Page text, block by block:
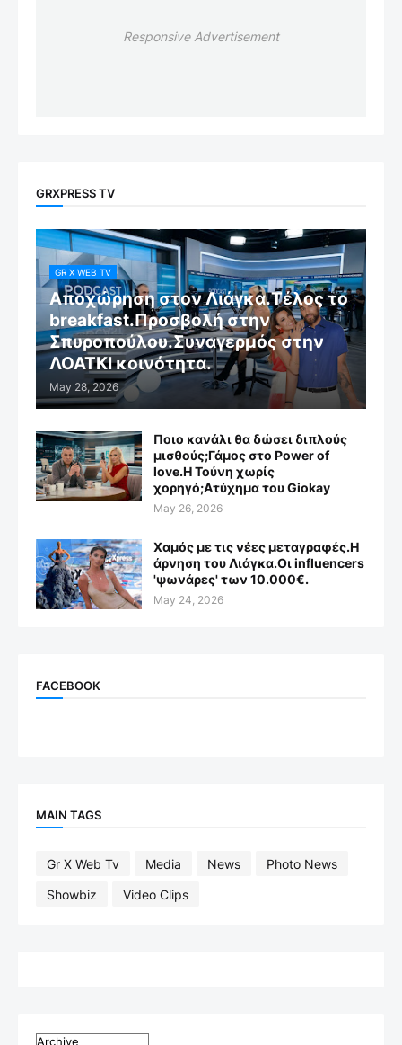
Responsive Advertisement
GRXPRESS TV
GR X WEB TV
Αποχώρηση στον Λιάγκα.Τέλος το
breakfast.Προσβολή στην
Σπυροπούλου.Συναγερμός στην
ΛΟΑΤΚΙ κοινότητα.
May 28, 2026
Ποιο κανάλι θα δώσει διπλούς
μισθούς;Γάμος στο Power of
love.Η Τούνη χωρίς
χορηγό;Aτύχημα του Giokay
May 26, 2026
Χαμός με τις νέες μεταγραφές.Η
άρνηση του Λιάγκα.Οι influencers
'ψωνάρες' των 10.000€.
May 24, 2026
FACEBOOK
MAIN TAGS
Gr X Web Tv Media News
Photo News
Showbiz
Video Clips